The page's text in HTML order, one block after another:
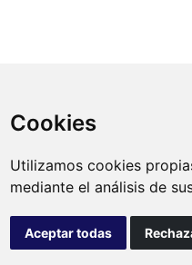
Cookies
Utilizamos cookies
mediante el análisis de
Aceptar todas